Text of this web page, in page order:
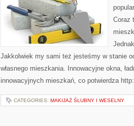
Coraz
Jakkolwiek my sami też jesteśmy w stanie
własnego mieszkania. Innowacyjne okna,
innowacyjnych mieszkań, co potwierdza
CATEGORIES: MAKIJAŻ ŚLUBNY I WESELNY